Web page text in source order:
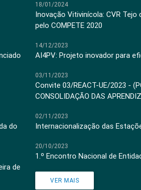
do
de
18/01/2024
Inovação Vitivinícola: CVR
pelo COMPETE 2020
14/12/2023
AI4PV: Projeto inovador para
03/11/2023
Convite 03/REACT-UE/2023 -
CONSOLIDAÇÃO DAS
02/11/2023
Internacionalização das
20/10/2023
1.º Encontro Nacional de
VER MAIS